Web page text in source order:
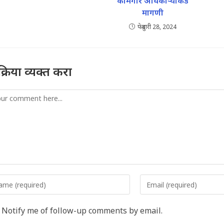
मागणी
फेब्रुवारी 28, 2024
व्यक्त करा
your
address
Notify me of follow-up comments by email.